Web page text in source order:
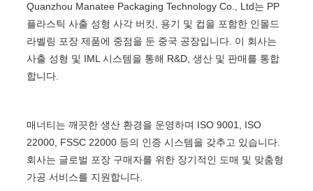
Quanzhou Manatee Packaging Technology Co., Ltd는 PP
플라스틱 사출 성형 사각 버킷, 용기 및 컵을 포함한 인몰드
라벨링 포장 제품에 중점을 둔 중국 공장입니다. 이 회사는
사출 성형 및 IML 시스템을 통해 R&D, 생산 및 판매를 통합
합니다.
매너티는 깨끗한 생산 환경을 운영하며 ISO 9001, ISO
22000, FSSC 22000 등의 인증 시스템을 갖추고 있습니다.
회사는 글로벌 포장 구매자를 위한 장기적인 도매 및 맞춤형
가공 서비스를 지원합니다.